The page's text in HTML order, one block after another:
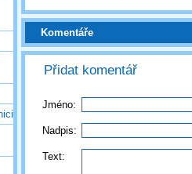
Komentáře
Přidat komentář
Jméno:
Nadpis:
Text: